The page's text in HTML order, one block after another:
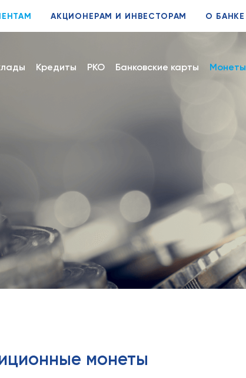
АКЦИОНЕРАМ И ИНВЕСТОРАМ О БАНКЕ
Кредиты РКО Банковские карты Монеты
монеты